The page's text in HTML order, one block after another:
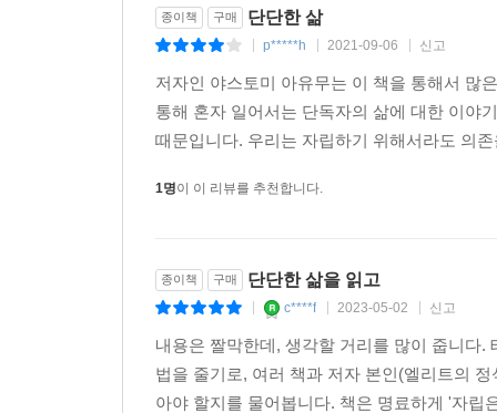
종이책 구매 단단한 삶
p*****h 2021-09-06 신고
저자인 야스토미 아유무는 이 책을 통해서 많
통해 혼자 일어서는 단독자의 삶에 대한 이야
때문입니다. 우리는 자립하기 위해서라도 의
1명이 이 리뷰를 추천합니다.
종이책 구매 단단한 삶을 읽고
c****f 2023-05-02 신고
내용은 짤막한데, 생각할 거리를 많이 줍니다
법을 줄기로, 여러 책과 저자 본인(엘리트의
아야 할지를 물어봅니다. 책은 명료하게 '자